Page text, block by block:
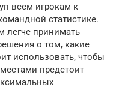
всем игрокам к
статистике.
легче принимать
о том, какие
использовать, чтобы
предстоит